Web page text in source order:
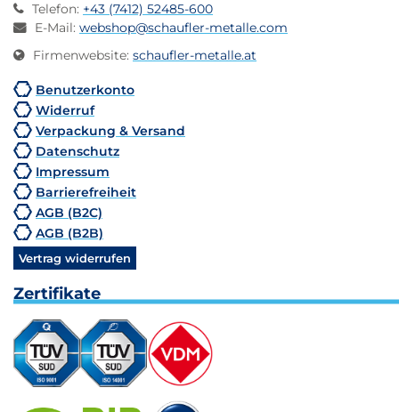
Telefon: +43 (7412) 52485-600
E-Mail: webshop@schaufler-metalle.com
Firmenwebsite: schaufler-metalle.at
Benutzerkonto
Widerruf
Verpackung & Versand
Datenschutz
Impressum
Barrierefreiheit
AGB (B2C)
AGB (B2B)
Vertrag widerrufen
Zertifikate